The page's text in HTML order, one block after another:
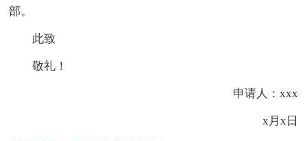
部。
此致
敬礼！
申请人：xxx
x月x日